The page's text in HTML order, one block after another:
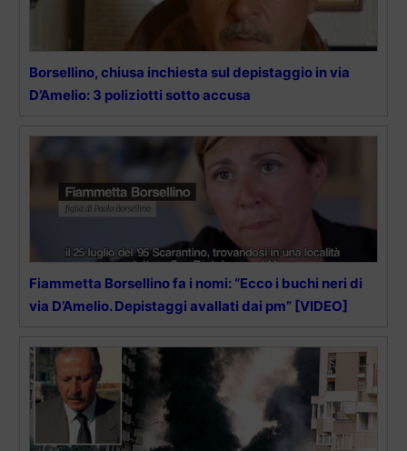
Borsellino, chiusa inchiesta sul depistaggio in via
D’Amelio: 3 poliziotti sotto accusa
Fiammetta Borsellino fa i nomi: “Ecco i buchi neri di
via D’Amelio. Depistaggi avallati dai pm” [VIDEO]